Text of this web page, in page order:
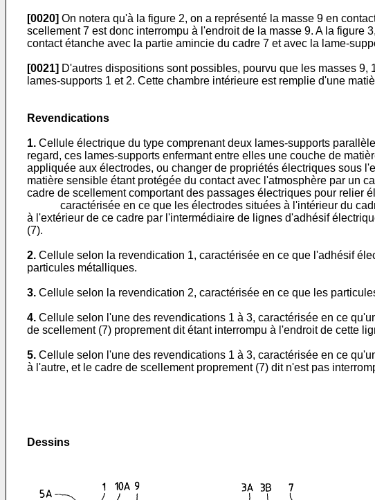
[0020] On notera qu'à la figure 2, on a représenté la masse 9 en
scellement 7 est donc interrompu à l'endroit de la masse 9. A la
contact étanche avec la partie amincie du cadre 7 et avec la lame-
[0021] D'autres dispositions sont possibles, pourvu que les masses
lames-supports 1 et 2. Cette chambre intérieure est remplie d'une
Revendications
1. Cellule électrique du type comprenant deux lames-supports
regard, ces lames-supports enfermant entre elles une couche de
appliquée aux électrodes, ou changer de propriétés électriques sous
matière sensible étant protégée du contact avec l'atmosphère par un
cadre de scellement comportant des passages électriques pour relier
caractérisée en ce que les électrodes situées à l'intérieur du
à l'extérieur de ce cadre par l'intermédiaire de lignes d'adhésif
(7).
2. Cellule selon la revendication 1, caractérisée en ce que l'adhésif
particules métalliques.
3. Cellule selon la revendication 2, caractérisée en ce que les
4. Cellule selon l'une des revendications 1 à 3, caractérisée en ce
de scellement (7) proprement dit étant interrompu à l'endroit de cette
5. Cellule selon l'une des revendications 1 à 3, caractérisée en ce
à l'autre, et le cadre de scellement proprement (7) dit n'est pas
Dessins